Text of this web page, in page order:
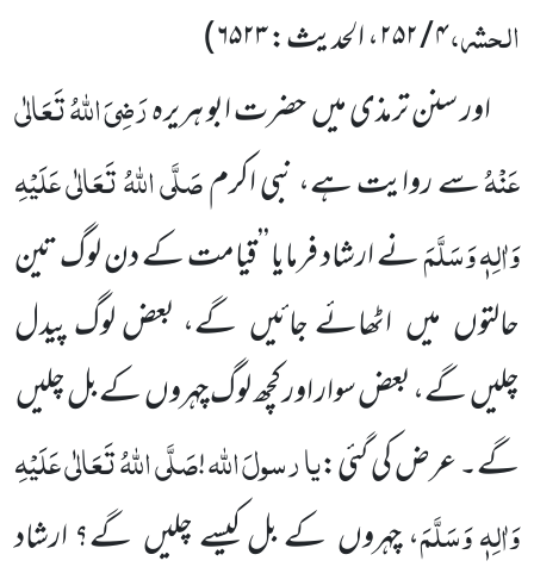
الحشر،۴ / ۲۵۲ ،الحدیث:۶۵۲۳)
اور سنن ترمذی میںحضرت ابو ہریرہرَضِیَ اللّٰہُ تَعَالٰی
عَنْہُسے روایت ہے، نبی اکرمصَلَّی اللّٰہُ تَعَالٰی عَلَیْہِ
وَاٰلِہٖ وَسَلَّمَنے ارشاد فرمایا ’’قیامت کے دن لوگ تین
حالتوں میں اٹھائے جائیں گے، بعض لوگ پیدل
چلیںگے، بعض سوار اور کچھ لوگ چہروںکے بل چلیں
گے۔ عرض کی گئی:یارسولَاللّٰہ!صَلَّی اللّٰہُ تَعَالٰی عَلَیْہِ
وَاٰلِہٖوَسَلَّمَ،چہروں کے بل کیسے چلیں گے؟ ارشاد